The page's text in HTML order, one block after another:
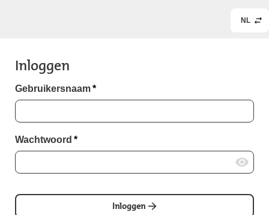
NL
Inloggen
Gebruikersnaam*
Wachtwoord *
Inloggen